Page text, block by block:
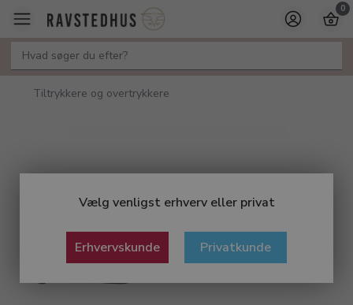
Vælg venligst erhverv eller privat
Erhvervskunde Privatkunde
0
Tiltrykkere og overtrykkere